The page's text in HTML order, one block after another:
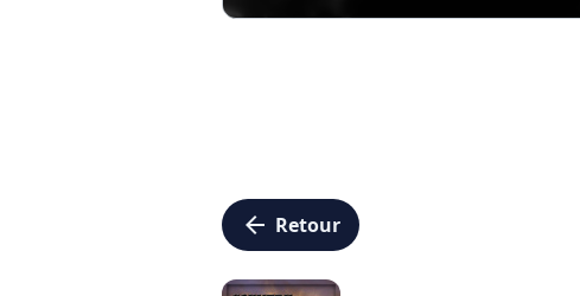
arrow_left Retour